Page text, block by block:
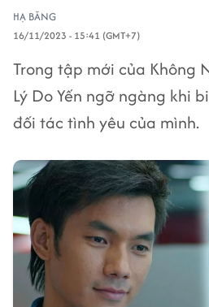
HẠ BĂNG
16/11/2023 - 15:41 (GMT+7)
Trong tập mới của Không
Lý Do Yến ngỡ ngàng khi
đối tác tình yêu của mình.